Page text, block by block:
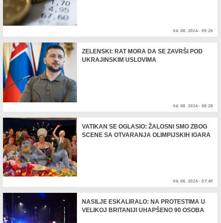
04. 08. 2024 - 09:26
ZELENSKI: RAT MORA DA SE ZAVRŠI POD
UKRAJINSKIM USLOVIMA
04. 08. 2024 - 08:28
VATIKAN SE OGLASIO: ŽALOSNI SMO ZBOG
SCENE SA OTVARANJA OLIMPIJSKIH IGARA
04. 08. 2024 - 07:45
NASILJE ESKALIRALO: NA PROTESTIMA U
VELIKOJ BRITANIJI UHAPŠENO 90 OSOBA